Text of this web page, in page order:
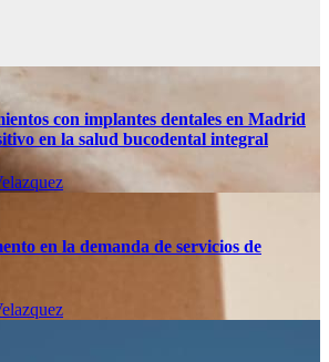
con implantes dentales en Madrid
en la salud bucodental integral
en la demanda de servicios de